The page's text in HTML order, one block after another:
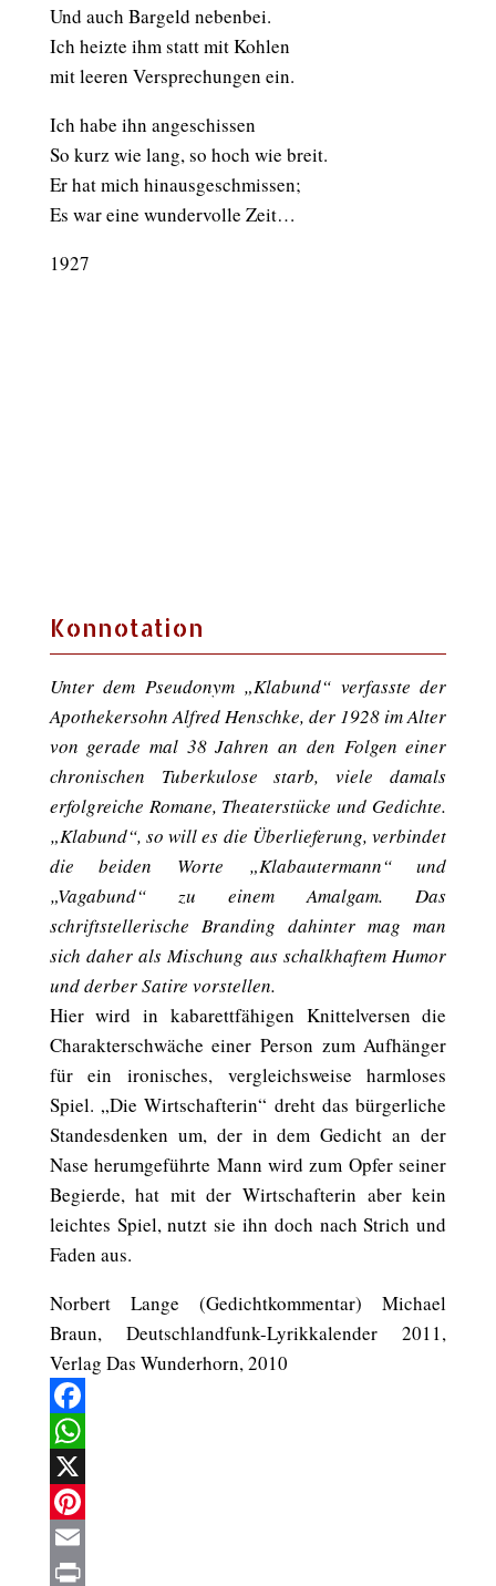
Und auch Bargeld nebenbei.
Ich heizte ihm statt mit Kohlen
mit leeren Versprechungen ein.
Ich habe ihn angeschissen
So kurz wie lang, so hoch wie breit.
Er hat mich hinausgeschmissen;
Es war eine wundervolle Zeit…
1927
Konnotation
Unter dem Pseudonym „Klabund“ verfasste der
Apothekersohn Alfred Henschke, der 1928 im Alter
von gerade mal 38 Jahren an den Folgen einer
chronischen Tuberkulose starb, viele damals
erfolgreiche Romane, Theaterstücke und Gedichte.
„Klabund“, so will es die Überlieferung, verbindet
die beiden Worte „Klabautermann“ und
„Vagabund“ zu einem Amalgam. Das
schriftstellerische Branding dahinter mag man
sich daher als Mischung aus schalkhaftem Humor
und derber Satire vorstellen.
Hier wird in kabarettfähigen Knittelversen die
Charakterschwäche einer Person zum Aufhänger
für ein ironisches, vergleichsweise harmloses
Spiel. „Die Wirtschafterin“ dreht das bürgerliche
Standesdenken um, der in dem Gedicht an der
Nase herumgeführte Mann wird zum Opfer seiner
Begierde, hat mit der Wirtschafterin aber kein
leichtes Spiel, nutzt sie ihn doch nach Strich und
Faden aus.
Norbert Lange (Gedichtkommentar) Michael
Braun, Deutschlandfunk-Lyrikkalender 2011,
Verlag Das Wunderhorn, 2010
Facebook
WhatsApp
X
Pinterest
Email